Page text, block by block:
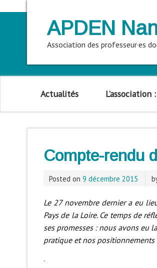
APDEN
Association des professeur·es
Actualités
Compte-rendu
Posted on 9 décembre 2015
Le 27 novembre dernier a eu
Pays de la Loire. Ce temps de
ses promesses : nous avons eu
pratique et nos positionnements
.